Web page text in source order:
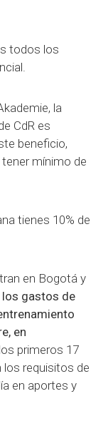
todos los
la
CdR es
beneficio,
mínimo de
tienes 10% de
en Bogotá y
los gastos de
en
primeros 17
los requisitos de
en aportes y